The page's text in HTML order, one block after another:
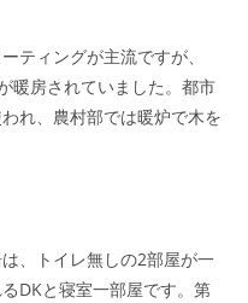
ティングが主流ですが、
暖房されていました。都市
れ、農村部では暖炉で木を
、トイレ無しの2部屋が一
DKと寝室一部屋です。第